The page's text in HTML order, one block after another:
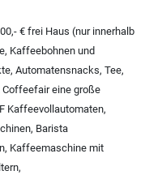
€ frei Haus (nur innerhalb
, Kaffeebohnen und
, Automatensnacks, Tee,
eine große
Kaffeevollautomaten,
, Barista
, Kaffeemaschine mit
,